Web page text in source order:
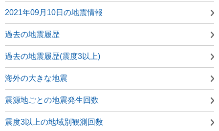
2021年09月10日の地震情報
過去の地震履歴
過去の地震履歴(震度3以上)
海外の大きな地震
震源地ごとの地震発生回数
震度3以上の地域別観測回数